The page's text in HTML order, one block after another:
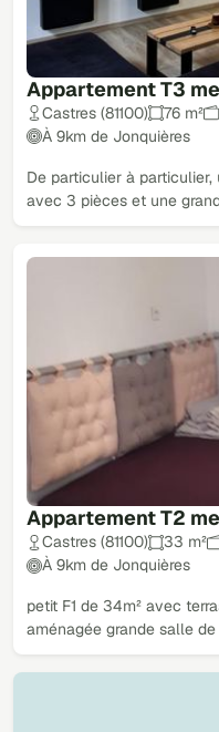
Appartement T3
Castres (81100) 76 m²
À 9km de Jonquières
De particulier à particulier,
avec 3 pièces et une
Appartement T2
Castres (81100) 33 m²
À 9km de Jonquières
petit F1 de 34m² avec
aménagée grande salle